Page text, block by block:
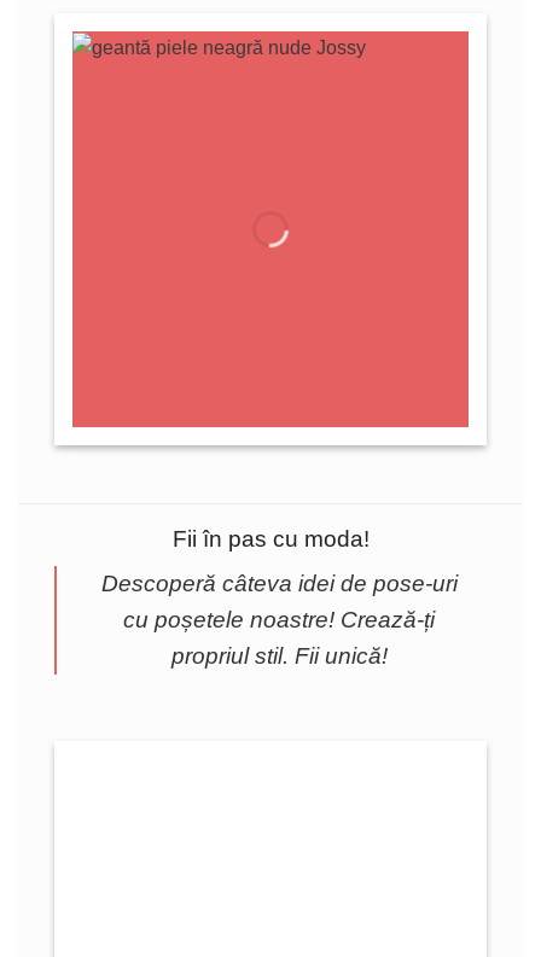
Fii în pas cu moda!
Descoperă câteva idei de pose-uri
cu poșetele noastre! Crează-ți
propriul stil. Fii unică!